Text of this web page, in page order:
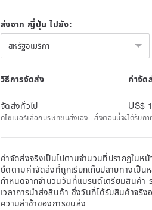
ส่งจาก ญี่ปุ่น ไปยัง:
สหรัฐอเมริกา
วิธีการจัดส่ง ค่าจัด
จัดส่งทั่วไป
US$
ดีไซเนอร์เลือกบริษัทขนส่งเอง | สั่งตอนนี้จะได้รับภ
ค่าจัดส่งจริงเป็นไปตามจำนวนที่ปรากฏในห
ยึดตามค่าจัดส่งที่ถูกเรียกเก็บปลายทางเป็น
กำหนดจากจำนวนวันที่แบรนด์เตรียมสินค้า
เวลาการนำส่งสินค้า ซึ่งวันที่ได้รับสินค้าจริ
ความล่าช้าของการขนส่ง